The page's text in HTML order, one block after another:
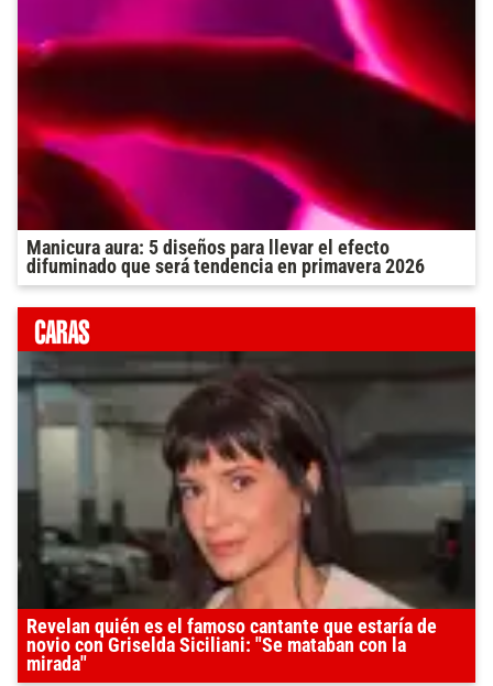
Manicura aura: 5 diseños para llevar el efecto
difuminado que será tendencia en primavera 2026
Revelan quién es el famoso cantante que estaría de
novio con Griselda Siciliani: "Se mataban con la
mirada"